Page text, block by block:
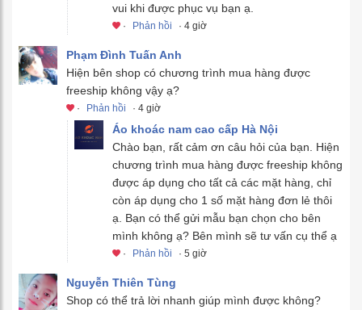
vui khi được phục vụ bạn ạ.
· Phản hồi · 4 giờ
Phạm Đình Tuấn Anh
Hiện bên shop có chương trình mua hàng được
freeship không vậy ạ?
· Phản hồi · 4 giờ
Áo khoác nam cao cấp Hà Nội
Chào bạn, rất cảm ơn câu hỏi của bạn. Hiện
chương trình mua hàng được freeship không
được áp dụng cho tất cả các mặt hàng, chỉ
còn áp dụng cho 1 số mặt hàng đơn lẻ thôi
ạ. Bạn có thể gửi mẫu bạn chọn cho bên
mình không ạ? Bên mình sẽ tư vấn cụ thể ạ
· Phản hồi · 5 giờ
Nguyễn Thiên Tùng
Shop có thể trả lời nhanh giúp mình được không?